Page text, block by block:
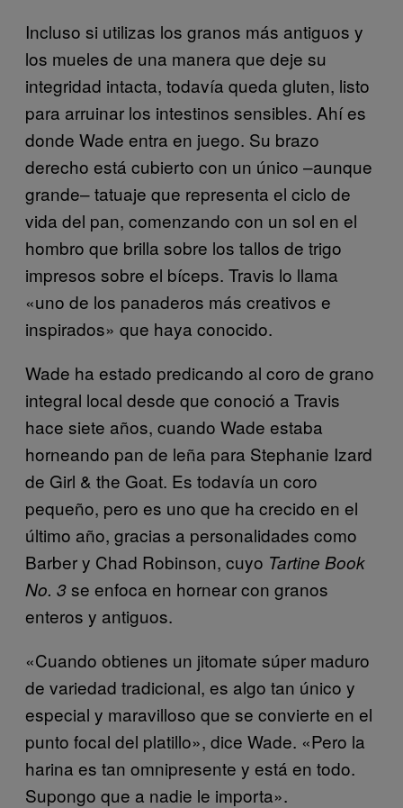
Incluso si utilizas los granos más antiguos y
los mueles de una manera que deje su
integridad intacta, todavía queda gluten, listo
para arruinar los intestinos sensibles. Ahí es
donde Wade entra en juego. Su brazo
derecho está cubierto con un único –aunque
grande– tatuaje que representa el ciclo de
vida del pan, comenzando con un sol en el
hombro que brilla sobre los tallos de trigo
impresos sobre el bíceps. Travis lo llama
«uno de los panaderos más creativos e
inspirados» que haya conocido.
Wade ha estado predicando al coro de grano
integral local desde que conoció a Travis
hace siete años, cuando Wade estaba
horneando pan de leña para Stephanie Izard
de Girl & the Goat. Es todavía un coro
pequeño, pero es uno que ha crecido en el
último año, gracias a personalidades como
Barber y Chad Robinson, cuyo Tartine Book
No. 3se enfoca en hornear con granos
enteros y antiguos.
«Cuando obtienes un jitomate súper maduro
de variedad tradicional, es algo tan único y
especial y maravilloso que se convierte en el
punto focal del platillo», dice Wade. «Pero la
harina es tan omnipresente y está en todo.
Supongo que a nadie le importa».